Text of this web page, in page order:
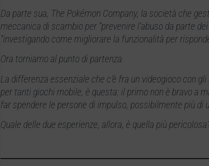
Da parte sua, The Pokémon Company, la società che
meccanica di scambio per “prevenire l’abuso da parte
“investigando come migliorare la funzionalità per
Ora torniamo al punto di partenza.
La differenza essenziale che c’è fra un videogioco con
per tanti giochi mobile, è questa: il primo non è bravo a
far spendere le persone di impulso, possibilmente più
Quale delle due esperienze, allora, è quella più